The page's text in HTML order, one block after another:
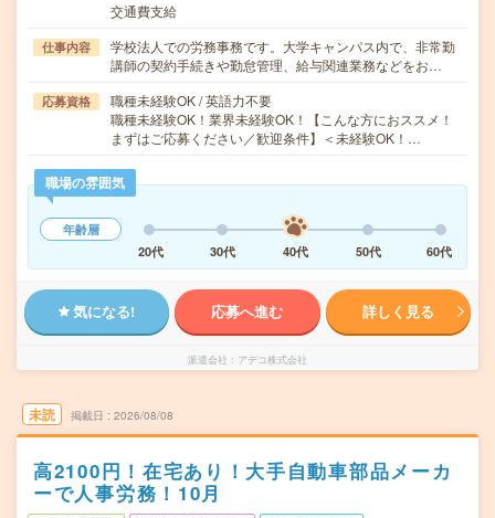
交通費支給
仕事内容
学校法人での労務事務です。大学キャンパス内で、非常勤
講師の契約手続きや勤怠管理、給与関連業務などをお…
応募資格
職種未経験OK / 英語力不要
職種未経験OK！業界未経験OK！【こんな方におススメ！
まずはご応募ください／歓迎条件】＜未経験OK！…
職場の雰囲気
年齢層
20代
30代 40代 50代 60代
気になる! 応募へ進む 詳しく見る
派遣会社 アデコ株式会社
未読 掲載日 2026/08/08
高2100円！在宅あり！大手自動車部品メーカ
ーで人事労務！10月